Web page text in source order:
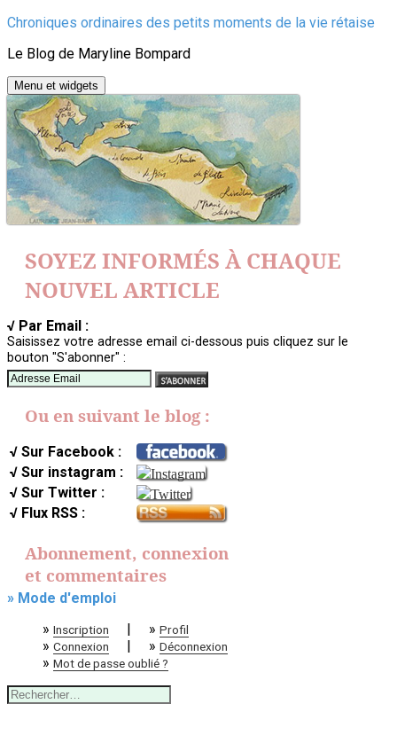
Aller
contenu
Chroniques ordinaires des petits moments de la vie rétaise
Le Blog de Maryline Bompard
Menu et widgets
SOYEZ INFORMÉS À CHAQUE
NOUVEL ARTICLE
√ Par Email :
Saisissez votre adresse email ci-dessous puis cliquez sur le
bouton "S'abonner" :
Ou en suivant le blog :
√ Sur Facebook :
√ Sur instagram :
√ Sur Twitter :
√ Flux RSS :
Abonnement, connexion
et commentaires
» Mode d'emploi
» Inscription | » Profil
» Connexion | » Déconnexion
» Mot de passe oublié ?
Rechercher :